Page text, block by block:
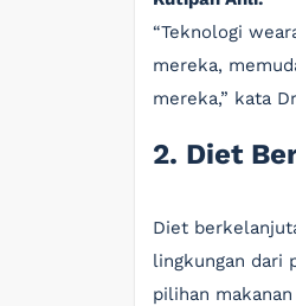
“Teknologi
mereka,
mereka,” kata
2. Diet
Diet
lingkungan dari
pilihan